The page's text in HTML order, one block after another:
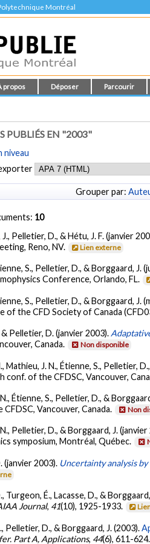
Montréal
propos Déposer Parcourir
PUBLIÉS EN "2003"
niveau
Grouper par:
10
Pelletier, D., & Hétu, J. F. (janvier
Reno, NV.
Lien externe
S., Pelletier, D., & Borggaard, J.
Conference, Orlando, FL.
S., Pelletier, D., & Borggaard, J.
of the CFD Society of Canada
& Pelletier, D. (janvier 2003).
Canada.
Non disponible
Mathieu, J. N., Étienne, S., Pelletier,
conf. of the CFDSC, Vancouver,
Étienne, S., Pelletier, D., &
Vancouver, Canada.
Non
Pelletier, D., & Borggaard, J. (janvier
symposium, Montréal, Québec.
(janvier 2003). Uncertainty analysis
Turgeon, É., Lacasse, D., &
Journal, 41(10), 1925-1933.
Pelletier, D., & Borggaard, J. (2003).
Part A, Applications, 44(6), 611-624.